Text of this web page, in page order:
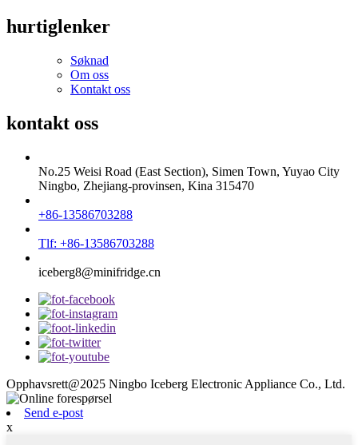
hurtiglenker
Søknad
Om oss
Kontakt oss
kontakt oss
No.25 Weisi Road (East Section), Simen Town, Yuyao City
Ningbo, Zhejiang-provinsen, Kina 315470
+86-13586703288
Tlf: +86-13586703288
iceberg8@minifridge.cn
Opphavsrett@2025 Ningbo Iceberg Electronic Appliance Co., Ltd.
Send e-post
x